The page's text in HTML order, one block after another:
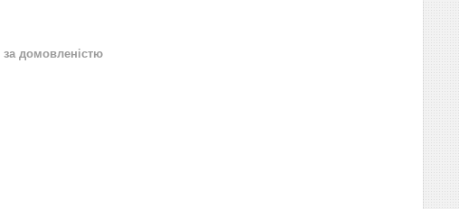
за домовленістю